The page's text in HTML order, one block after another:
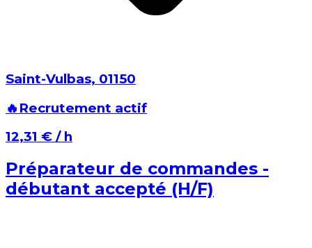
Saint-Vulbas⁩, ⁨01150⁩
🔥 Recrutement actif
⁨12,31 €⁩ / h
Préparateur de commandes -
débutant accepté (H/F)